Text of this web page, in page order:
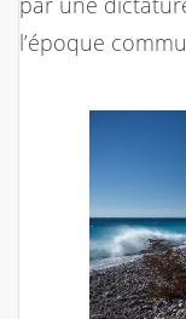
l’époque